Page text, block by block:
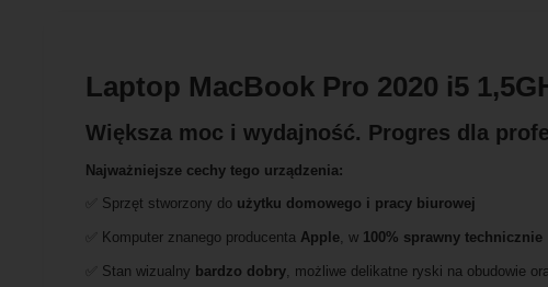
Laptop MacBook Pro 2020 i5
Większa moc i wydajność. Progres dla
Najważniejsze cechy tego urządzenia:
✅ Sprzęt stworzony do użytku domowego i pracy biurowej
✅ Komputer znanego producenta Apple, w 100% sprawny technicznie
✅ Stan wizualny bardzo dobry, możliwe delikatne ryski na obudowie